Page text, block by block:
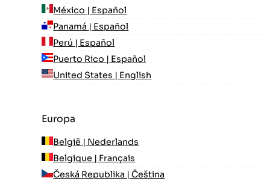
México | Español
Panamá | Español
Perú | Español
Puerto Rico | Español
United States | English
Europa
België | Nederlands
Belgique | Français
Česká Republika | Čeština